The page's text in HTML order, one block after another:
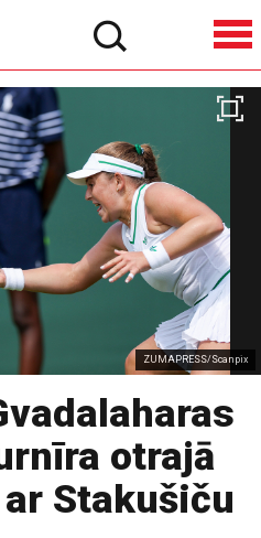
ZUMAPRESS/Scanpix
otrajā
Stakušiču